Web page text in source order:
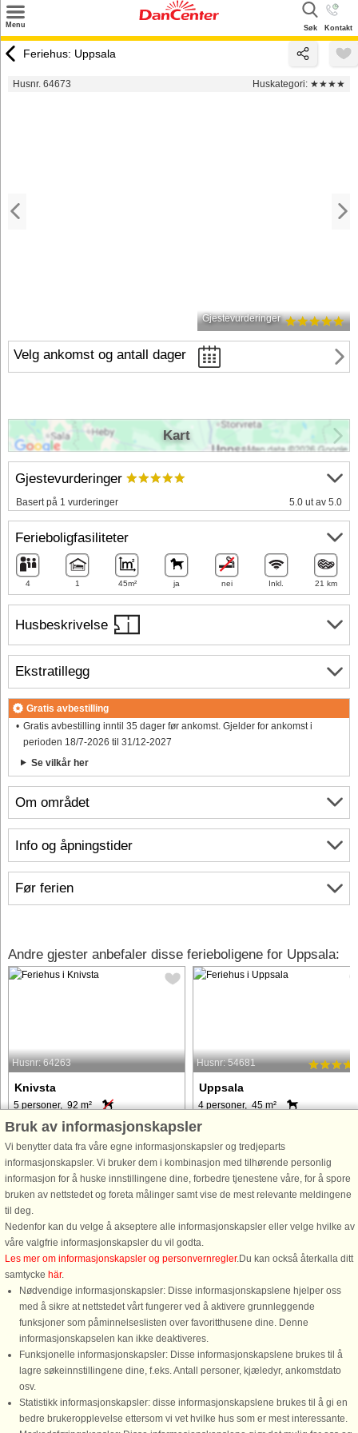
Menu Kontakt
Søk
Tilbud
Feriehus: Uppsala
Husnr. 64673 Huskategori: ★★★★
Gjestevurderinger
Velg ankomst og antall dager
Husbeskrivelse
Om området
Info og åpningstider
Før ferien
Gjestevurderinger
Basert på 1 vurderinger 5.0 ut av 5.0
Ferieboligfasiliteter
4 1 45m² ja nei Inkl. 21 km
Ekstratillegg
Gratis avbestilling
Gratis avbestilling inntil 35 dager før ankomst. Gjelder for ankomst i
perioden 18/7-2026 til 31/12-2027
Se vilkår her
Kart
Andre gjester anbefaler disse ferieboligene for Uppsala:
Husnr: 64263
Knivsta
5 personer, 92 m²
240 m til kyst.
Njut av en härlig semester i detta
hemtrevliga radhus i Knivsta! Belägen
i lummigt område med vacker natur
som bjuder in till ett rikt friluftsliv.
Några få minuters promenad till
Särstabadet där ni kan ...
fra 10.793 NOK
Husnr: 54681
Uppsala
4 personer, 45 m²
1,3 km til kyst.
Välkomna till en charmig stuga
belägen i idyllisk miljö i Krusenberg
omgiven av vackra naturreservat i
utkanten av Uppsala! Här bor ni i
utvalda materialval för att ...
fra 6.138 NOK
Bruk av informasjonskapsler
Vi benytter data fra våre egne informasjonskapsler og tredjeparts
informasjonskapsler. Vi bruker dem i kombinasjon med tilhørende personlig
informasjon for å huske innstillingene dine, forbedre tjenestene våre, for å spore
bruken av nettstedet og foreta målinger samt vise de mest relevante meldingene
til deg.
Nedenfor kan du velge å akseptere alle informasjonskapsler eller velge hvilke av
våre valgfrie informasjonskapsler du vil godta.
Les mer om informasjonskapsler og personvernregler.Du kan också återkalla ditt
samtycke här.
Nødvendige informasjonskapsler: Disse informasjonskapslene hjelper oss
med å sikre at nettstedet vårt fungerer ved å aktivere grunnleggende
funksjoner som påminnelseslisten over favoritthusene dine. Denne
informasjonskapselen kan ikke deaktiveres.
Funksjonelle informasjonskapsler: Disse informasjonskapslene brukes til å
lagre søkeinnstillingene dine, f.eks. Antall personer, kjæledyr, ankomstdato
osv.
Statistikk informasjonskapsler: disse informasjonskapslene brukes til å gi en
bedre brukeropplevelse ettersom vi vet hvilke hus som er mest interessante.